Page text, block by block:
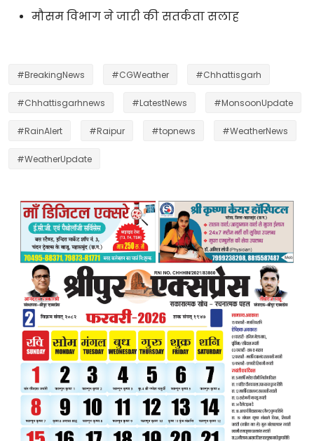
मौसम विभाग ने जारी की सतर्कता सलाह
#BreakingNews #CGWeather #Chhattisgarh
#Chhattisgarhnews #LatestNews #MonsoonUpdate
#RainAlert #Raipur #topnews #WeatherNews
#WeatherUpdate